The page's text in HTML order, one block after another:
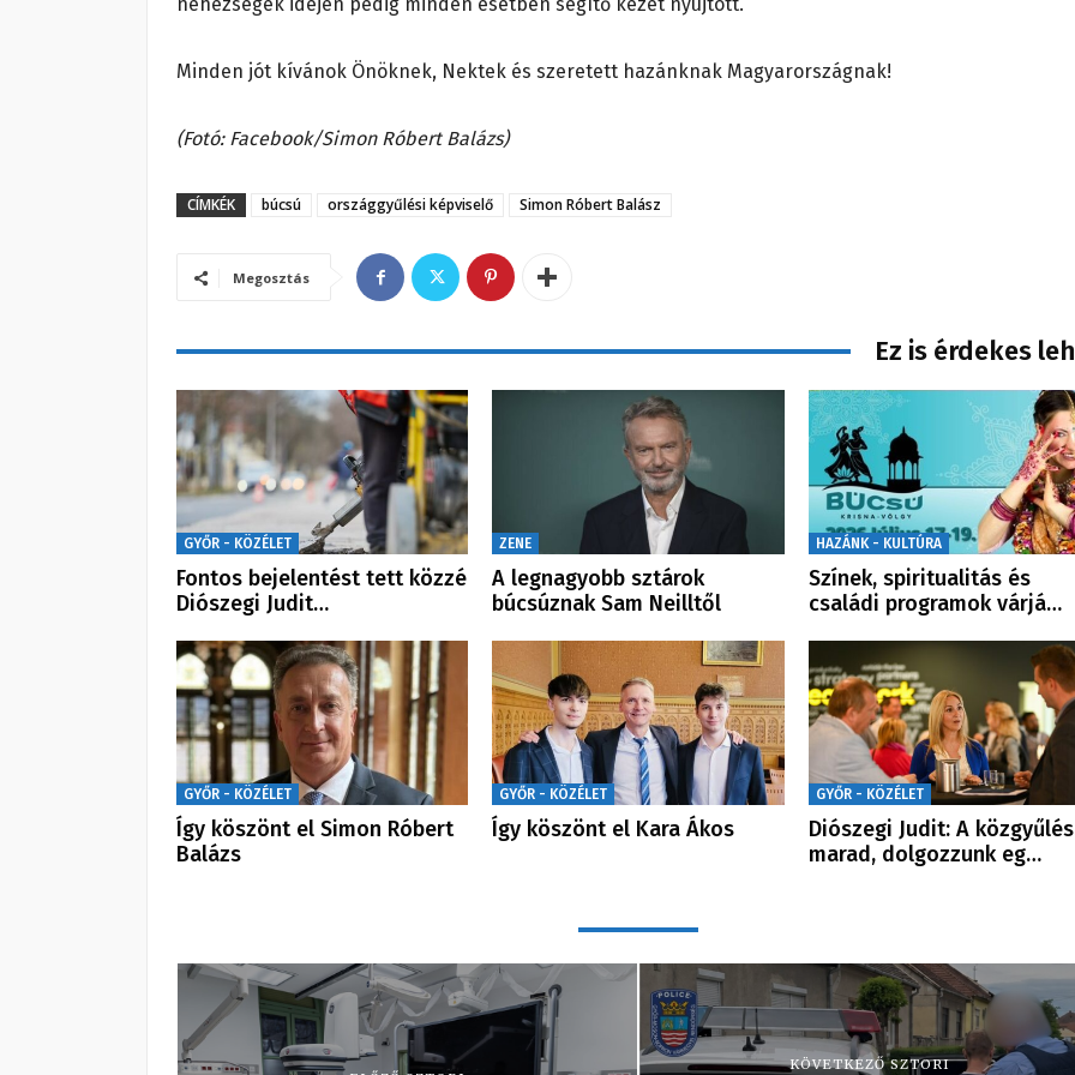
Minden jót kívánok Önöknek, Nektek és szeretett hazánknak Magyarországnak!
(Fotó: Facebook/Simon Róbert Balázs)
CÍMKÉK búcsú országgyűlési képviselő Simon Róbert Balász
Megosztás
Ez is érdekes
GYŐR - KÖZÉLET
Fontos bejelentést tett közzé
Diószegi Judit…
ZENE
A legnagyobb sztárok
búcsúznak Sam Neilltől
HAZÁNK - KULTÚRA
Színek, spiritualitás és
családi programok várjá…
GYŐR - KÖZÉLET
Így köszönt el Simon Róbert
Balázs
GYŐR - KÖZÉLET
Így köszönt el Kara Ákos
GYŐR - KÖZÉLET
Diószegi Judit: A közgyűlés
marad, dolgozzunk eg…
KÖVETKEZŐ SZTORI